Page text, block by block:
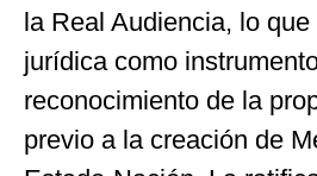
la Real Audiencia, lo
jurídica como
reconocimiento de la
previo a la creación de